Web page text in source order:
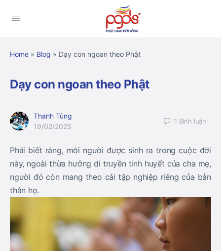
Home » Blog » Dạy con ngoan theo Phật
Dạy con ngoan theo Phật
Thanh Tùng
19/02/2025
1 Bình luận
Phải biết rằng, mỗi người được sinh ra trong cuộc đời
này, ngoài thừa hưởng di truyền tinh huyết của cha mẹ,
người đó còn mang theo cái tập nghiệp riêng của bản
thân họ.